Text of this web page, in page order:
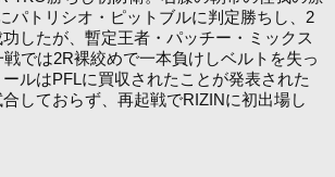
パトリシオ・ピットブルに判定勝ちし、2
したが、暫定王者・パッチー・ミックス
では2R裸絞めで一本負けしベルトを失っ
ルはPFLに買収されたことが発表された
しておらず、再起戦でRIZINに初出場し